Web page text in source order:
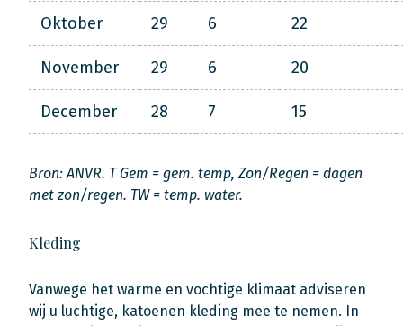
Oktober 29 6 22
November 29 6 20
December 28 7 15
Bron: ANVR. T Gem = gem. temp, Zon/Regen = dagen
met zon/regen. TW = temp. water.
Kleding
Vanwege het warme en vochtige klimaat adviseren
wij u luchtige, katoenen kleding mee te nemen. In